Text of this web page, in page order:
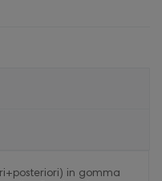
in gomma